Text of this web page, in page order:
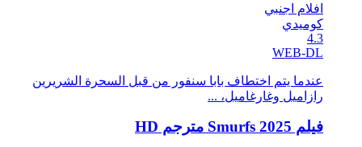
افلام اجنبي
كوميدي
4.3
WEB-DL
عندما يتم اختطاف بابا سنفور من قبل السحرة الشريرين
رازاميل وغارغاميل، ...
فيلم Smurfs 2025 مترجم HD